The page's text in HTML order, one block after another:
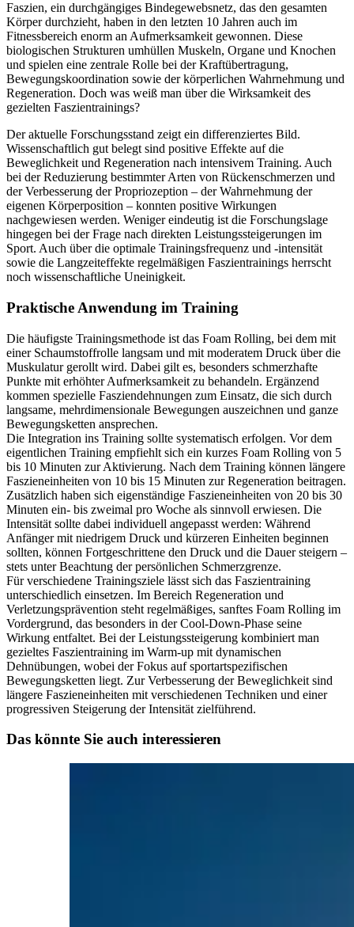
Faszien, ein durchgängiges Bindegewebsnetz, das den gesamten
Körper durchzieht, haben in den letzten 10 Jahren auch im
Fitnessbereich enorm an Aufmerksamkeit gewonnen. Diese
biologischen Strukturen umhüllen Muskeln, Organe und Knochen
und spielen eine zentrale Rolle bei der Kraftübertragung,
Bewegungskoordination sowie der körperlichen Wahrnehmung und
Regeneration. Doch was weiß man über die Wirksamkeit des
gezielten Faszientrainings?
Der aktuelle Forschungsstand zeigt ein differenziertes Bild.
Wissenschaftlich gut belegt sind positive Effekte auf die
Beweglichkeit und Regeneration nach intensivem Training. Auch
bei der Reduzierung bestimmter Arten von Rückenschmerzen und
der Verbesserung der Propriozeption – der Wahrnehmung der
eigenen Körperposition – konnten positive Wirkungen
nachgewiesen werden. Weniger eindeutig ist die Forschungslage
hingegen bei der Frage nach direkten Leistungssteigerungen im
Sport. Auch über die optimale Trainingsfrequenz und -intensität
sowie die Langzeiteffekte regelmäßigen Faszientrainings herrscht
noch wissenschaftliche Uneinigkeit.
Praktische Anwendung im Training
Die häufigste Trainingsmethode ist das Foam Rolling, bei dem mit
einer Schaumstoffrolle langsam und mit moderatem Druck über die
Muskulatur gerollt wird. Dabei gilt es, besonders schmerzhafte
Punkte mit erhöhter Aufmerksamkeit zu behandeln. Ergänzend
kommen spezielle Fasziendehnungen zum Einsatz, die sich durch
langsame, mehrdimensionale Bewegungen auszeichnen und ganze
Bewegungsketten ansprechen.
Die Integration ins Training sollte systematisch erfolgen. Vor dem
eigentlichen Training empfiehlt sich ein kurzes Foam Rolling von 5
bis 10 Minuten zur Aktivierung. Nach dem Training können längere
Faszieneinheiten von 10 bis 15 Minuten zur Regeneration beitragen.
Zusätzlich haben sich eigenständige Faszieneinheiten von 20 bis 30
Minuten ein- bis zweimal pro Woche als sinnvoll erwiesen. Die
Intensität sollte dabei individuell angepasst werden: Während
Anfänger mit niedrigem Druck und kürzeren Einheiten beginnen
sollten, können Fortgeschrittene den Druck und die Dauer steigern –
stets unter Beachtung der persönlichen Schmerzgrenze.
Für verschiedene Trainingsziele lässt sich das Faszientraining
unterschiedlich einsetzen. Im Bereich Regeneration und
Verletzungsprävention steht regelmäßiges, sanftes Foam Rolling im
Vordergrund, das besonders in der Cool-Down-Phase seine
Wirkung entfaltet. Bei der Leistungssteigerung kombiniert man
gezieltes Faszientraining im Warm-up mit dynamischen
Dehnübungen, wobei der Fokus auf sportartspezifischen
Bewegungsketten liegt. Zur Verbesserung der Beweglichkeit sind
längere Faszieneinheiten mit verschiedenen Techniken und einer
progressiven Steigerung der Intensität zielführend.
Das könnte Sie auch interessieren